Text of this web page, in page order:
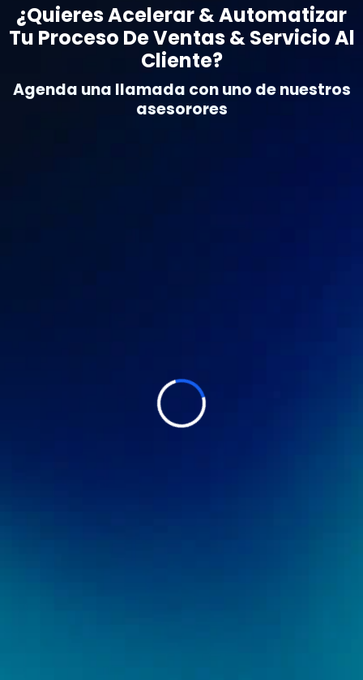
¿Quieres Acelerar & Automatizar
Tu Proceso De Ventas & Servicio Al
Cliente?
Agenda una llamada con uno de nuestros
asesorores